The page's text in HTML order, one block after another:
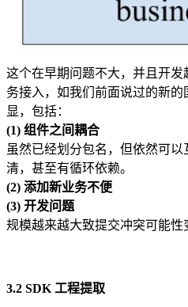
这个在早期问题不大，并且开
务接入，如我们前面说过的新
显，包括：
(1) 组件之间耦合
虽然已经划分包名，但依然可
清，甚至有循环依赖。
(2) 添加新业务不便
(3) 开发问题
规模越来越大致提交冲突可能性
3.2 SDK 工程提取